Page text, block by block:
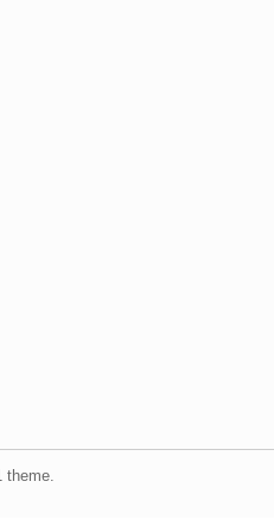
theme.